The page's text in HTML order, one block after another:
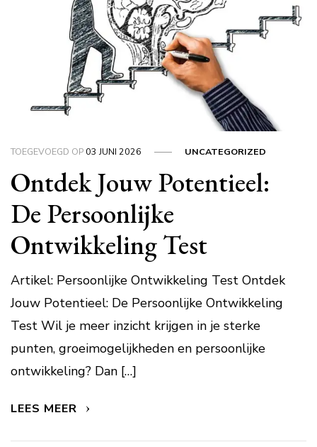
TOEGEVOEGD OP03 JUNI 2026 UNCATEGORIZED
Ontdek Jouw Potentieel:
De Persoonlijke
Ontwikkeling Test
Artikel: Persoonlijke Ontwikkeling Test Ontdek
Jouw Potentieel: De Persoonlijke Ontwikkeling
Test Wil je meer inzicht krijgen in je sterke
punten, groeimogelijkheden en persoonlijke
ontwikkeling? Dan […]
LEES MEER